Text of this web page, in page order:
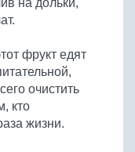
на дольки,
фрукт едят
очистить
кто
жизни.